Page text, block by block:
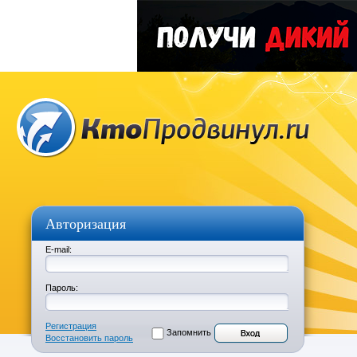
Авторизация
E-mail:
Пароль:
Регистрация
Восстановить пароль
Запомнить